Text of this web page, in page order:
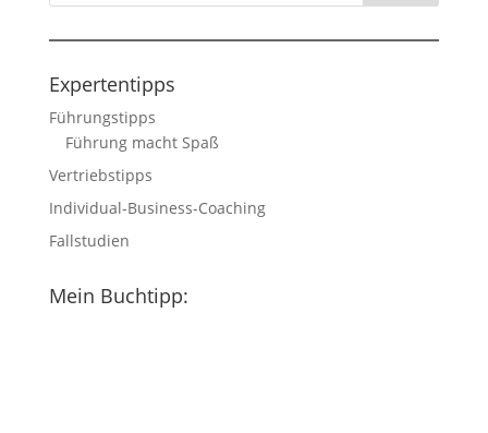
Expertentipps
Führungstipps
Führung macht Spaß
Vertriebstipps
Individual-Business-Coaching
Fallstudien
Mein Buchtipp: